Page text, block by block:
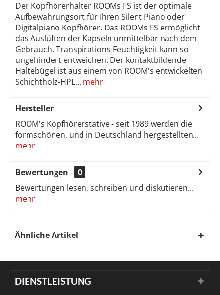
Der Kopfhörerhalter ROOMs FS ist der optimale
Aufbewahrungsort für Ihren Silent Piano oder
Digitalpiano Kopfhörer. Das ROOMs FS ermöglicht
das Auslüften der Kapseln unmittelbar nach dem
Gebrauch. Transpirations-Feuchtigkeit kann so
ungehindert entweichen. Der kontaktbildende
Haltebügel ist aus einem von ROOM's entwickelten
Schichtholz-HPL... mehr
Hersteller
ROOM's Kopfhörerstative - seit 1989 werden die
formschönen, und in Deutschland hergestellten...
mehr
Bewertungen
0
Bewertungen lesen, schreiben und diskutieren...
mehr
Ähnliche Artikel
DIENSTLEISTUNG